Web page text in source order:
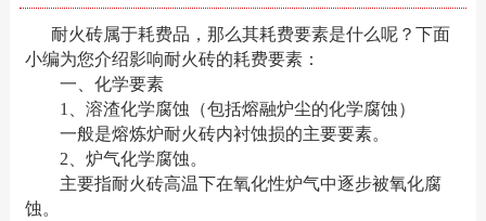
耐火砖属于耗费品，那么其耗费要素是什么呢？下面
小编为您介绍影响耐火砖的耗费要素：
一、化学要素
1、溶渣化学腐蚀（包括熔融炉尘的化学腐蚀）
一般是熔炼炉耐火砖内衬蚀损的主要要素。
2、炉气化学腐蚀。
主要指耐火砖高温下在氧化性炉气中逐步被氧化腐
蚀。